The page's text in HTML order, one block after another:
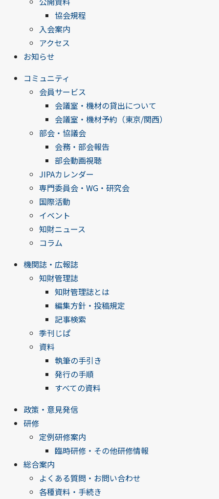
協会規程
入会案内
アクセス
お知らせ
コミュニティ
会員サービス
会議室・機材の貸出について
会議室・機材予約（東京/関西）
部会・協議会
会務・部会報告
部会動画視聴
JIPAカレンダー
専門委員会・WG・研究会
国際活動
イベント
知財ニュース
コラム
機関誌・広報誌
知財管理誌
知財管理誌とは
編集方針・投稿規定
記事検索
季刊じぱ
資料
執筆の手引き
発行の手順
すべての資料
政策・意見発信
研修
定例研修案内
臨時研修・その他研修情報
総合案内
よくある質問・お問い合わせ
各種資料・手続き